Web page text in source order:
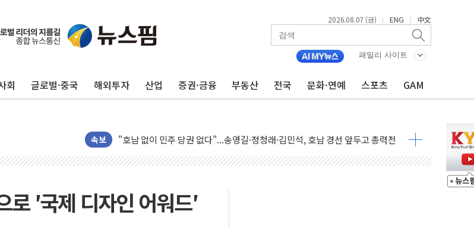
2026.08.07 (금) | ENG | 中文
패밀리 사이트
회 글로벌·중국 해외투자 산업 증권·금융 부동산 전국 문화·연예 스포츠 GAM
속보
반도체공학회 "R&D직 주 52시간제 개선해야…기술격차 확대 막아야"
카카오, 2026년 임금협약 타결…연봉 6.3% 인상
현대카드, 박재범·실리카겔 등 8~9월 공연 라인업 공개
송도 신축 아파트서 외벽 테라스 떨어져…SK에코플랜트 "전수 조사"
깊이가 다른 글로벌 투자 정보 GAM - 맛보기편 (8/7)
SK하이닉스, 주주환원 속도…"3분기 추가 방안 발표"
'무순위' 기회 왔다…신길·노량진·장위 서울 알짜 단지 주목
IPARK현대산업개발, 노원구 어르신에 삼계탕 배식 봉사
준공업지역 용적률 400% 적용하니…재건축보다 재개발 사업성 개선↑
′국제 디자인 어워드′